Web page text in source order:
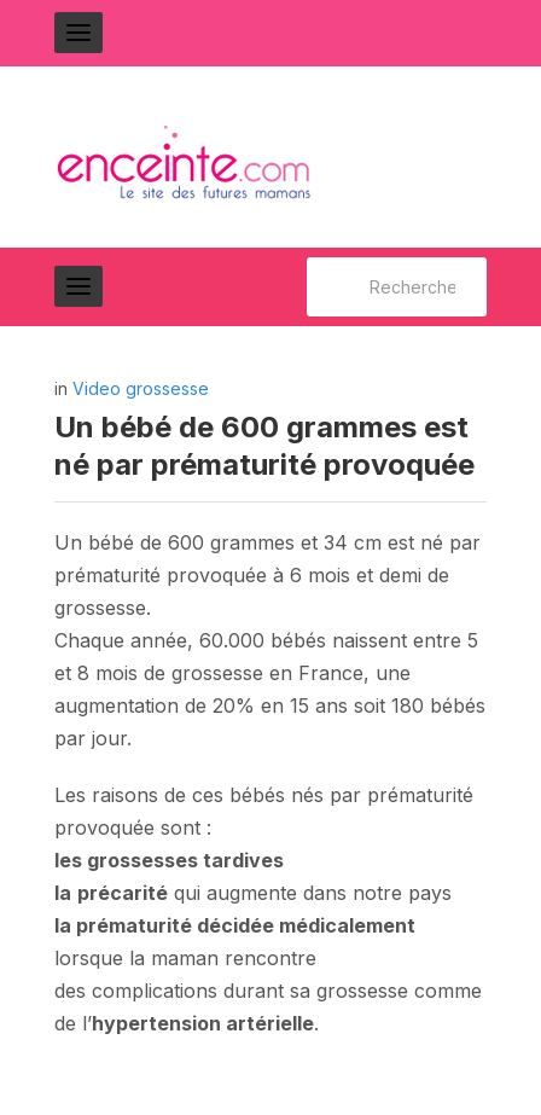
in Video grossesse
Un bébé de 600 grammes est
né par prématurité provoquée
Un bébé de 600 grammes et 34 cm est né par
prématurité provoquée à 6 mois et demi de
grossesse.
Chaque année, 60.000 bébés naissent entre 5
et 8 mois de grossesse en France, une
augmentation de 20% en 15 ans soit 180 bébés
par jour.
Les raisons de ces bébés nés par prématurité
provoquée sont :
les grossesses tardives
la précaritéqui augmente dans notre pays
la prématurité décidée médicalement
lorsque la maman rencontre
des complications durant sa grossesse comme
de l’hypertension artérielle.